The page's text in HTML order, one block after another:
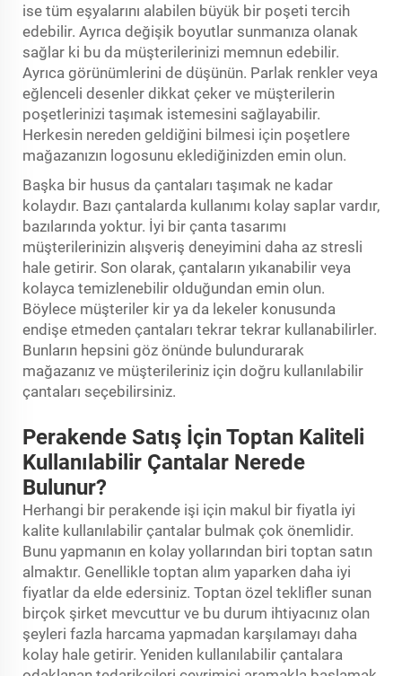
ise tüm eşyalarını alabilen büyük bir poşeti tercih
edebilir. Ayrıca değişik boyutlar sunmanıza olanak
sağlar ki bu da müşterilerinizi memnun edebilir.
Ayrıca görünümlerini de düşünün. Parlak renkler veya
eğlenceli desenler dikkat çeker ve müşterilerin
poşetlerinizi taşımak istemesini sağlayabilir.
Herkesin nereden geldiğini bilmesi için poşetlere
mağazanızın logosunu eklediğinizden emin olun.
Başka bir husus da çantaları taşımak ne kadar
kolaydır. Bazı çantalarda kullanımı kolay saplar vardır,
bazılarında yoktur. İyi bir çanta tasarımı
müşterilerinizin alışveriş deneyimini daha az stresli
hale getirir. Son olarak, çantaların yıkanabilir veya
kolayca temizlenebilir olduğundan emin olun.
Böylece müşteriler kir ya da lekeler konusunda
endişe etmeden çantaları tekrar tekrar kullanabilirler.
Bunların hepsini göz önünde bulundurarak
mağazanız ve müşterileriniz için doğru kullanılabilir
çantaları seçebilirsiniz.
Perakende Satış İçin Toptan Kaliteli
Kullanılabilir Çantalar Nerede
Bulunur?
Herhangi bir perakende işi için makul bir fiyatla iyi
kalite kullanılabilir çantalar bulmak çok önemlidir.
Bunu yapmanın en kolay yollarından biri toptan satın
almaktır. Genellikle toptan alım yaparken daha iyi
fiyatlar da elde edersiniz. Toptan özel teklifler sunan
birçok şirket mevcuttur ve bu durum ihtiyacınız olan
şeyleri fazla harcama yapmadan karşılamayı daha
kolay hale getirir. Yeniden kullanılabilir çantalara